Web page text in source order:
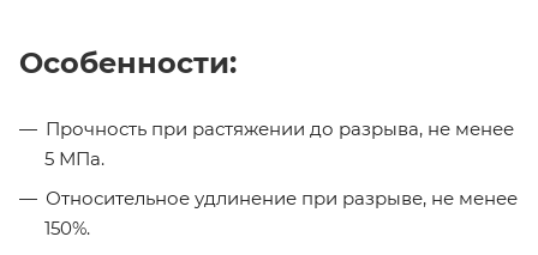
Особенности:
Прочность при растяжении до разрыва, не менее
5 МПа.
Относительное удлинение при разрыве, не менее
150%.